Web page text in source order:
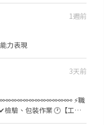
1週前
力表現
3天前
⚡職